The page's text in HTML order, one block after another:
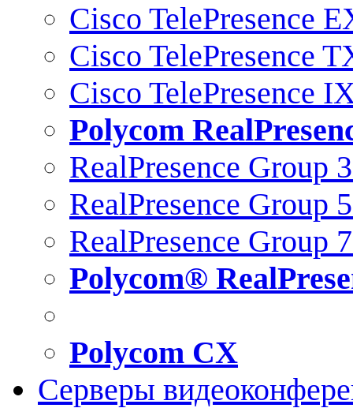
Cisco TelePresence
Cisco TelePresence
Cisco TelePresence
Polycom
RealPresence Group
RealPresence Group
RealPresence Group
Polycom®
Polycom CX
Серверы